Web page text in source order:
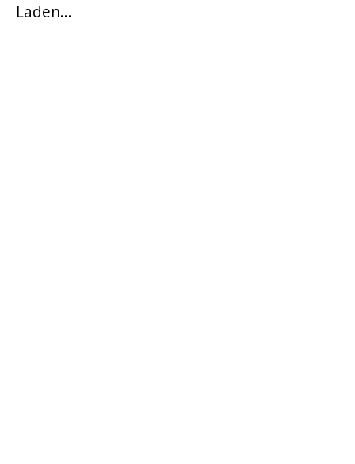
Laden...